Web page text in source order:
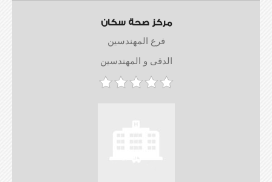
مركز صحة سكان
فرع المهندسين
الدقى و المهندسين